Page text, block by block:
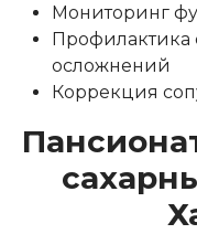
Мониторинг
Профилактика
осложнений
Коррекция